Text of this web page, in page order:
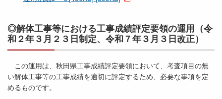
◎解体工事等における工事成績評定要領の運用（令
和２年３月２３日制定、令和７年３月３日改正）
この運用は、秋田県工事成績評定要領において、考査項目の無
い解体工事等の工事成績を適切に評定するため、必要な事項を定
めるものです。